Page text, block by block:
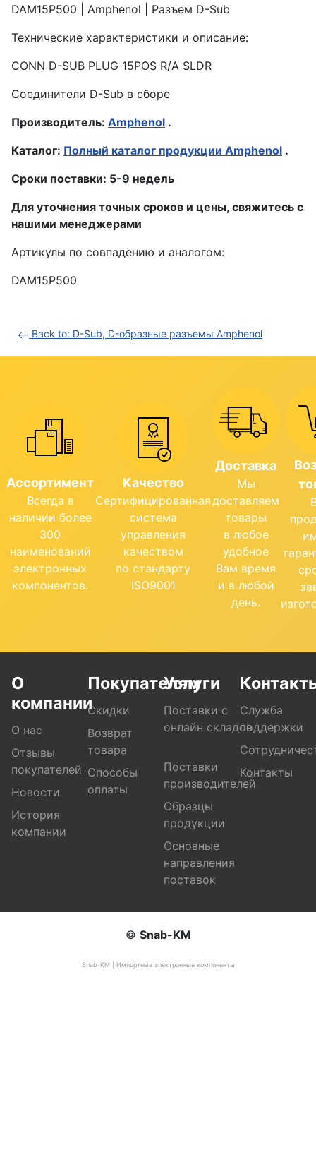
DAM15P500 | Amphenol | Разъем D-Sub
Технические характеристики и описание:
CONN D-SUB PLUG 15POS R/A SLDR
Соединители D-Sub в сборе
Производитель: Amphenol .
Каталог: Полный каталог продукции Amphenol .
Сроки поставки: 5-9 недель
Для уточнения точных сроков и цены, свяжитесь с
нашими менеджерами
Артикулы по совпадению и аналогом:
DAM15P500
Back to: D-Sub, D-образные разъемы Amphenol
Ассортимент
Всегда в
наличии более
300
наименований
электронных
компонентов.
Качество
Сертифицированная
система
управления
качеством
по стандарту
ISO9001
Доставка
Мы
доставляем
товары
в любое
удобное
Вам время
и в любой
день.
О
компании
О нас
Отзывы
покупателей
Новости
История
компании
Покупателям
Скидки
Возврат
товара
Способы
оплаты
Услуги
Поставки с
онлайн складов
Поставки
производителей
Образцы
продукции
Основные
направления
поставок
Служба
поддержки
Контакты
© Snab-KM
Snab-KM | Импортные электронные компоненты